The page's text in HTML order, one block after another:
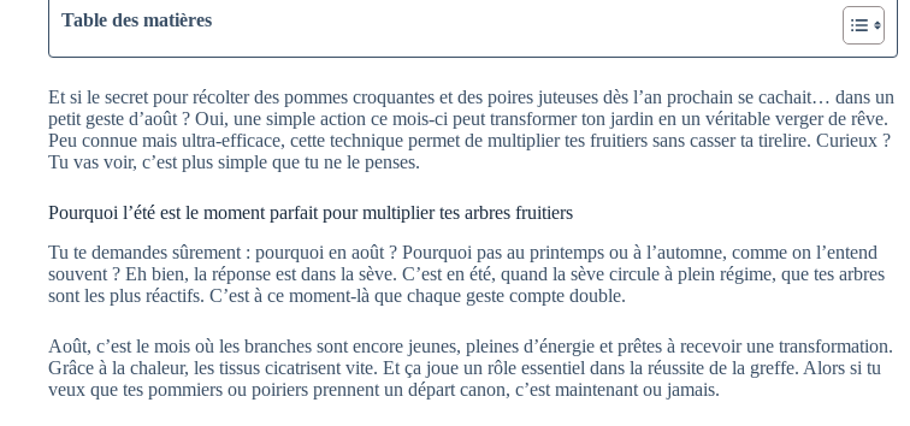
Table des matières
Et si le secret pour récolter des pommes croquantes et des poires juteuses dès l’an prochain se cachait… dans un
petit geste d’août ? Oui, une simple action ce mois-ci peut transformer ton jardin en un véritable verger de rêve.
Peu connue mais ultra-efficace, cette technique permet de multiplier tes fruitiers sans casser ta tirelire. Curieux ?
Tu vas voir, c’est plus simple que tu ne le penses.
Pourquoi l’été est le moment parfait pour multiplier tes arbres fruitiers
Tu te demandes sûrement : pourquoi en août ? Pourquoi pas au printemps ou à l’automne, comme on l’entend
souvent ? Eh bien, la réponse est dans la sève. C’est en été, quand la sève circule à plein régime, que tes arbres
sont les plus réactifs. C’est à ce moment-là que chaque geste compte double.
Août, c’est le mois où les branches sont encore jeunes, pleines d’énergie et prêtes à recevoir une transformation.
Grâce à la chaleur, les tissus cicatrisent vite. Et ça joue un rôle essentiel dans la réussite de la greffe. Alors si tu
veux que tes pommiers ou poiriers prennent un départ canon, c’est maintenant ou jamais.